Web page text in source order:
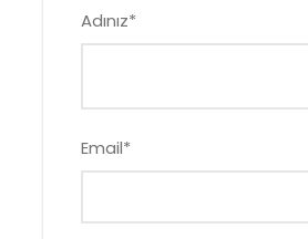
Adınız*
Email*